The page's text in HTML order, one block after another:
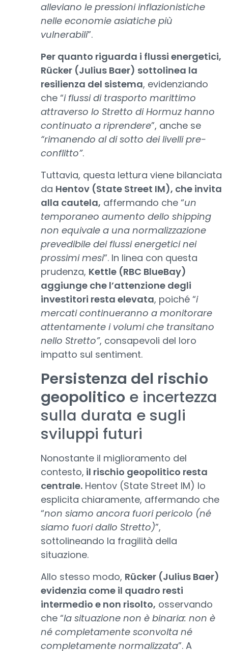
alleviano le pressioni inflazionistiche
nelle economie asiatiche più
vulnerabili”.
Per quanto riguarda i flussi energetici,
Rücker (Julius Baer) sottolinea la
resilienza del sistema, evidenziando
che “i flussi di trasporto marittimo
attraverso lo Stretto di Hormuz hanno
continuato a riprendere”, anche se
“rimanendo al di sotto dei livelli pre-
conflitto”.
Tuttavia, questa lettura viene bilanciata
da Hentov (State Street IM), che invita
alla cautela, affermando che “un
temporaneo aumento dello shipping
non equivale a una normalizzazione
prevedibile dei flussi energetici nei
prossimi mesi”. In linea con questa
prudenza, Kettle (RBC BlueBay)
aggiunge che l’attenzione degli
investitori resta elevata, poiché “i
mercati continueranno a monitorare
attentamente i volumi che transitano
nello Stretto”, consapevoli del loro
impatto sul sentiment.
Persistenza del rischio
geopolitico e incertezza
sulla durata e sugli
sviluppi futuri
Nonostante il miglioramento del
contesto, il rischio geopolitico resta
centrale. Hentov (State Street IM) lo
esplicita chiaramente, affermando che
“non siamo ancora fuori pericolo (né
siamo fuori dallo Stretto)”,
sottolineando la fragilità della
situazione.
Allo stesso modo, Rücker (Julius Baer)
evidenzia come il quadro resti
intermedio e non risolto, osservando
che “la situazione non è binaria: non è
né completamente sconvolta né
completamente normalizzata”. A